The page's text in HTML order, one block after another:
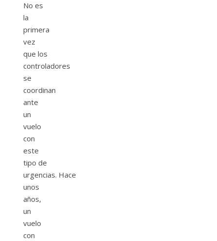
No es
la
primera
vez
que los
controladores
se
coordinan
ante
un
vuelo
con
este
tipo de
urgencias. Hace
unos
años,
un
vuelo
con